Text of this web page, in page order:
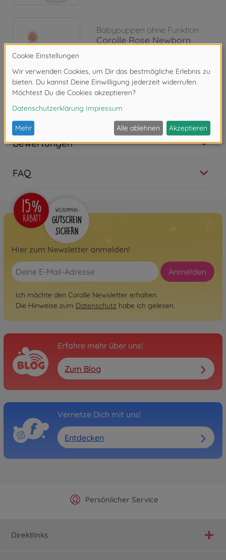
Babypuppen ohne Funktion
Corolle Rose Newborn
Babypuppen ohne Funktion
Corolle Eliott
9000130450
im Handel erhältlich
Bewertungen
FAQ
Hier zum Newsletter anmelden!
Anmelden
Ich möchte den Corolle Newsletter erhalten.
Die Hinweise zum Datenschutz habe ich gelesen.
Erfahre mehr über uns!
Zum Blog
Vernetze Dich mit uns!
Entdecken
Offizieller Hersteller Shop
Persönlicher Service
Versandkostenfrei ab 25€
Schnelle Lieferung
Direktlinks